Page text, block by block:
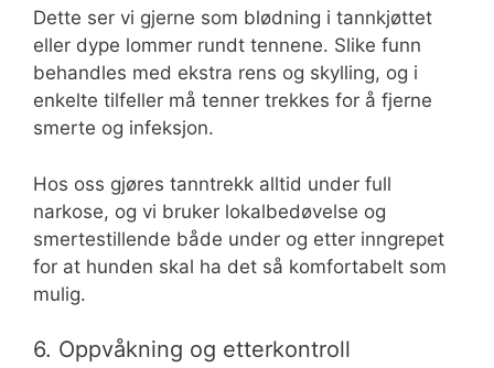
Dette ser vi gjerne som blødning i tannkjøttet
eller dype lommer rundt tennene. Slike funn
behandles med ekstra rens og skylling, og i
enkelte tilfeller må tenner trekkes for å fjerne
smerte og infeksjon.
Hos oss gjøres tanntrekk alltid under full
narkose, og vi bruker lokalbedøvelse og
smertestillende både under og etter inngrepet
for at hunden skal ha det så komfortabelt som
mulig.
6. Oppvåkning og etterkontroll